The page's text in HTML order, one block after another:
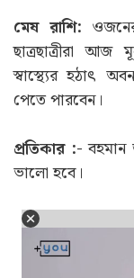
মেষ রাশি:
ছাত্রছাত্রীরা
স্বাস্থ্যের হঠাৎ
পেতে পারবেন।
প্রতিকার :- বহমান
ভালো হবে।